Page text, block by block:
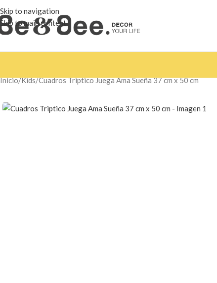
Skip to navigation
Skip to main content
Inicio Kids Cuadros Triptico Juega Ama Sueña 37 cm x 50 cm